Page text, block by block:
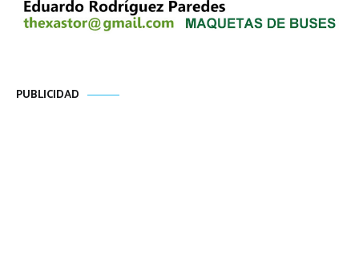
PUBLICIDAD